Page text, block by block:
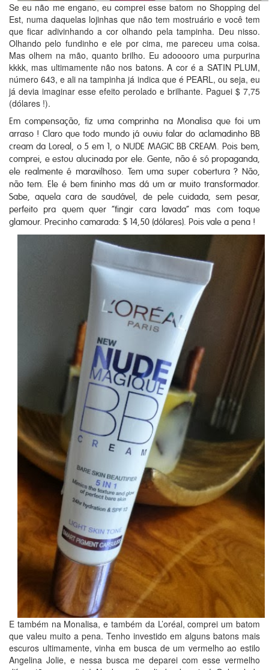
Se eu não me engano, eu comprei esse batom no Shopping del
Est, numa daquelas lojinhas que não tem mostruário e você tem
que ficar adivinhando a cor olhando pela tampinha. Deu nisso.
Olhando pelo fundinho e ele por cima, me pareceu uma coisa.
Mas olhem na mão, quanto brilho. Eu adooooro uma purpurina
kkkk, mas ultimamente não nos batons. A cor é a SATIN PLUM,
número 643, e ali na tampinha já indica que é PEARL, ou seja, eu
já devia imaginar esse efeito perolado e brilhante. Paguei $ 7,75
(dólares !).
Em compensação, fiz uma comprinha na Monalisa que foi um
arraso ! Claro que todo mundo já ouviu falar do aclamadinho BB
cream da Loreal, o 5 em 1, o NUDE MAGIC BB CREAM. Pois bem,
comprei, e estou alucinada por ele. Gente, não é só propaganda,
ele realmente é maravilhoso. Tem uma super cobertura ? Não,
não tem. Ele é bem fininho mas dá um ar muito transformador.
Sabe, aquela cara de saudável, de pele cuidada, sem pesar,
perfeito pra quem quer “fingir cara lavada” mas com toque
glamour. Precinho camarada: $ 14,50 (dólares). Pois vale a pena !
E também na Monalisa, e também da L’oréal, comprei um batom
que valeu muito a pena. Tenho investido em alguns batons mais
escuros ultimamente, vinha em busca de um vermelho ao estilo
Angelina Jolie, e nessa busca me deparei com esse vermelho